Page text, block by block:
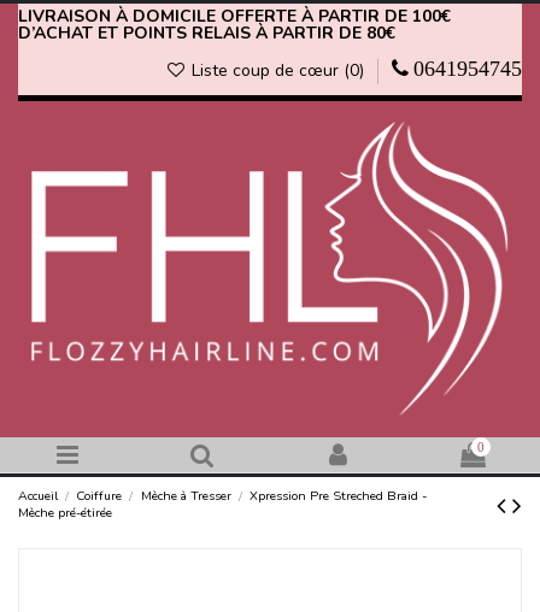
LIVRAISON À DOMICILE OFFERTE À PARTIR DE 100€
D’ACHAT ET POINTS RELAIS À PARTIR DE 80€
Liste coup de cœur (0) 0641954745
0
Accueil Coiffure Mèche à Tresser
Xpression Pre Streched Braid -
Mèche pré-étirée